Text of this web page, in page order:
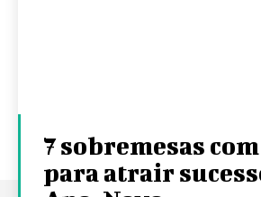
7 sobremesas
para atrair